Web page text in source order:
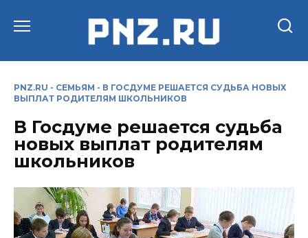
PNZ.RU - СЕМЬЯМ - В ГОСДУМЕ РЕШАЕТСЯ СУДЬБА НОВЫХ
ВЫПЛАТ РОДИТЕЛЯМ ШКОЛЬНИКОВ
В Госдуме решается судьба
новых выплат родителям
школьников